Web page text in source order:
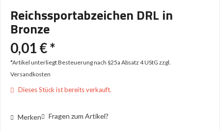
Reichssportabzeichen DRL in
Bronze
0,01 € *
*Artikel unterliegt Besteuerung nach §25a Absatz 4 UStG zzgl.
Versandkosten
Dieses Stück ist bereits verkauft.
Merken Fragen zum Artikel?